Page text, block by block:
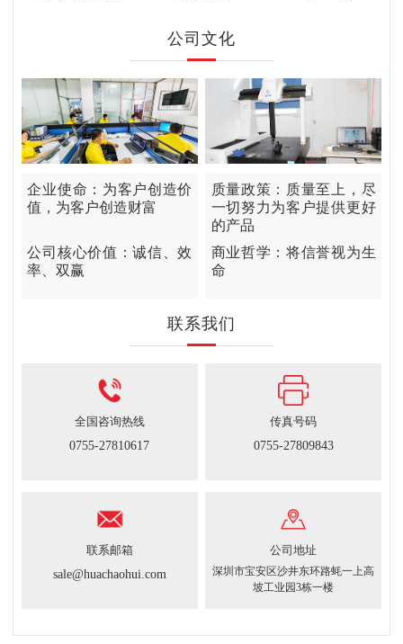
公司文化
企业使命：为客户创造价
值，为客户创造财富
公司核心价值：诚信、效
率、双赢
质量政策：质量至上，尽
一切努力为客户提供更好
的产品
商业哲学：将信誉视为生
命
联系我们
全国咨询热线
0755-27810617
传真号码
0755-27809843
联系邮箱
sale@huachaohui.com
公司地址
深圳市宝安区沙井东环路蚝一上高
坡工业园3栋一楼